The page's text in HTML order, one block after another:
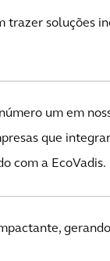
trazer soluções
um em
que
com a EcoVadis.